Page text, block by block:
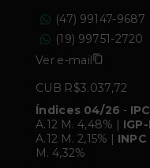
(47) 99147-9687
(19) 99751-2720
Ver e-mail
CUB R$3.037,72
Índices 04/26 -
A.12 M. 4,48% |
A.12 M. 2,15% | INPC
M. 4,32%